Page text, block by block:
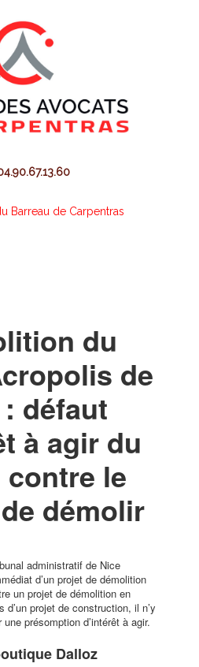
Barreau de Carpentras
du
de
défaut
à agir du
le
démolir
administratif de Nice
d’un projet de démolition
un projet de démolition en
d’un projet de construction, il n’y
présomption d’intérêt à agir.
Dalloz